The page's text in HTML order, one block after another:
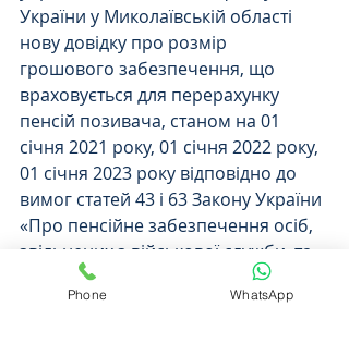
України у Миколаївській області
нову довідку про розмір
грошового забезпечення, що
враховується для перерахунку
пенсій позивача, станом на 01
січня 2021 року, 01 січня 2022 року,
01 січня 2023 року відповідно до
вимог статей 43 і 63 Закону України
«Про пенсійне забезпечення осіб,
звільнених з військової служби, та
деяких інших осіб», положень
постанови Кабінету Міністрів
Phone WhatsApp